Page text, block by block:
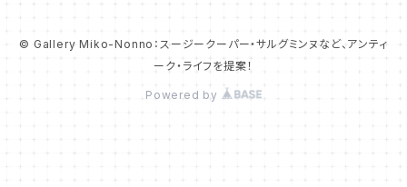
エンドン
© Gallery Miko-Nonno：スージークーパー・サルグミンヌなど、アンティ
ーク・ライフを提案！
Powered by